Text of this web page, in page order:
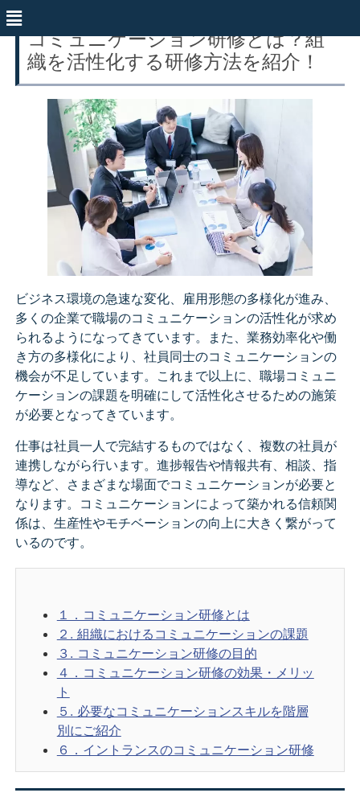
コミュニケーション研修とは？組
織を活性化する研修方法を紹介！
ビジネス環境の急速な変化、雇用形態の多様化が進み、
多くの企業で職場のコミュニケーションの活性化が求め
られるようになってきています。また、業務効率化や働
き方の多様化により、社員同士のコミュニケーションの
機会が不足しています。これまで以上に、職場コミュニ
ケーションの課題を明確にして活性化させるための施策
が必要となってきています。
仕事は社員一人で完結するものではなく、複数の社員が
連携しながら行います。進捗報告や情報共有、相談、指
導など、さまざまな場面でコミュニケーションが必要と
なります。コミュニケーションによって築かれる信頼関
係は、生産性やモチベーションの向上に大きく繋がって
いるのです。
１．コミュニケーション研修とは
２. 組織におけるコミュニケーションの課題
３. コミュニケーション研修の目的
４．コミュニケーション研修の効果・メリッ
ト
５. 必要なコミュニケーションスキルを階層
別にご紹介
６．イントランスのコミュニケーション研修